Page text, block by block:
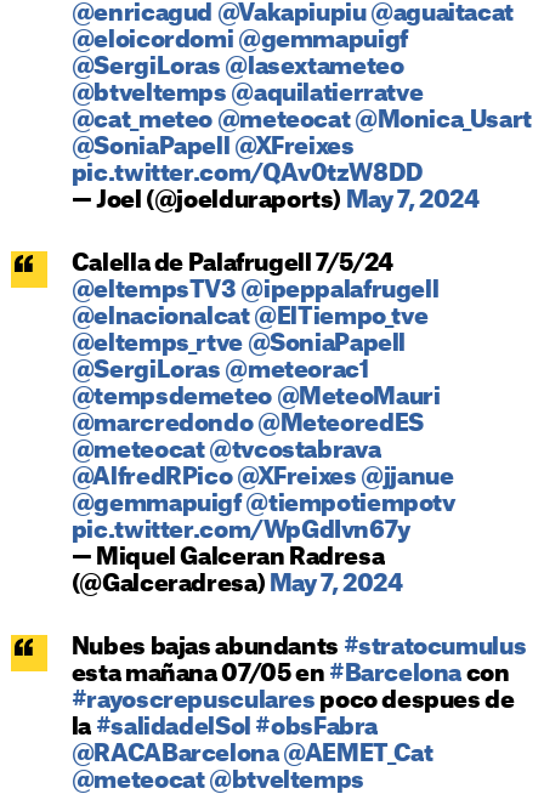
@enricagud @Vakapiupiu @aguaitacat
@eloicordomi @gemmapuigf
@SergiLoras @lasextameteo
@btveltemps @aquilatierratve
@cat_meteo @meteocat @Monica_Usart
@SoniaPapell
@XFreixes
pic.twitter.com/QAv0tzW8DD
— Joel (@joelduraports) May 7, 2024
Calella de Palafrugell 7/5/24
@eltempsTV3 @ipeppalafrugell
@elnacionalcat @ElTiempo_tve
@eltemps_rtve @SoniaPapell
@SergiLoras @meteorac1
@tempsdemeteo @MeteoMauri
@marcredondo @MeteoredES
@meteocat @tvcostabrava
@AlfredRPico @XFreixes @jjanue
@gemmapuigf @tiempotiempotv
pic.twitter.com/WpGdIvn67y
— Miquel Galceran Radresa
(@Galceradresa) May 7, 2024
Nubes bajas abundants #stratocumulus
esta mañana 07/05 en #Barcelona con
#rayoscrepusculares poco despues de
la #salidadelSol #obsFabra
@RACABarcelona @AEMET_Cat
@meteocat @btveltemps